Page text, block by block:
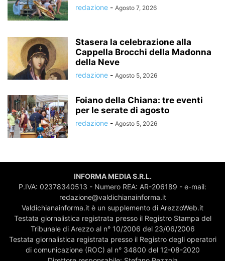
redazione - Agosto 7, 2026
Stasera la celebrazione alla
Cappella Brocchi della Madonna
della Neve
redazione - Agosto 5, 2026
Foiano della Chiana: tre eventi
per le serate di agosto
redazione - Agosto 5, 2026
INFORMA MEDIA S.R.L.
P.IVA: 02378340513 - Numero REA: AR-206189 - e-mail:
redazione@valdichianainforma.it
Valdichianainforma.it è un supplemento di ArezzoWeb.it
Testata giornalistica registrata presso il Registro Stampa del
Tribunale di Arezzo al n° 10/2006 del 23/06/2006
Testata giornalistica registrata presso il Registro degli operatori
di comunicazione (ROC) al n° 34800 del 12-08-2020